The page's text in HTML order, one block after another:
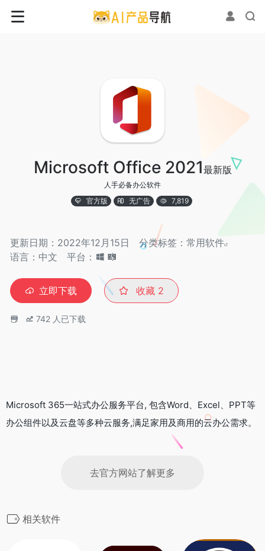
Microsoft Office 2021最新版
人手必备办公软件
官方版
无广告 7,819
更新日期：2022年12月15日 分类标签： 常用软件
语言：中文
平台：
立即下载 收藏 2
742 人已下载
Microsoft 365一站式办公服务平台, 包含Word、Excel、PPT等
办公组件以及云盘等多种云服务,满足家用及商用的云办公需求。
去官方网站了解更多
相关软件